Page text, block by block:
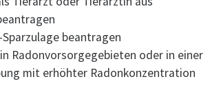
beantragen
Radonvorsorgegebieten oder in einer
mit erhöhter Radonkonzentration